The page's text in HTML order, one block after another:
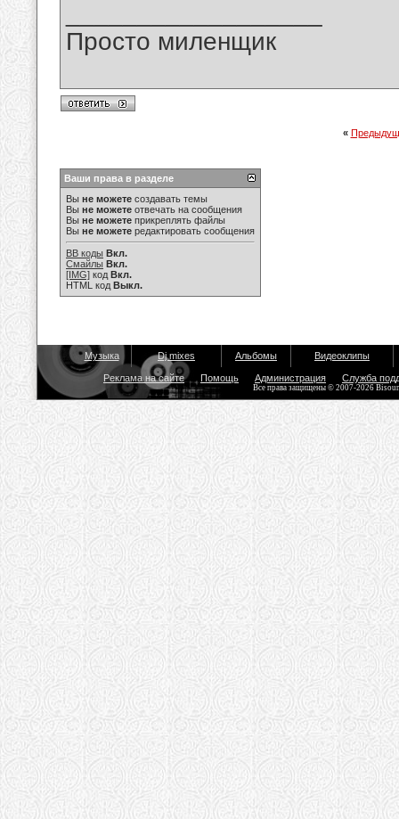
Просто миленщик
«
Ваши права в разделе
Вы не можете создавать темы
Вы не можете отвечать на сообщения
Вы не можете прикреплять файлы
Вы не можете редактировать сообщения
BB коды Вкл.
Смайлы Вкл.
[IMG] код Вкл.
HTML код Выкл.
Музыка Dj mixes Альбомы Видеоклипы
Реклама на сайте Помощь Администрация Служба
Все права защищены © 2007-2026